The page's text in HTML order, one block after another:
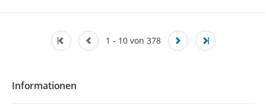
1 - 10 von 378
Informationen